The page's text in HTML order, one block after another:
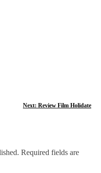
Next: Review Film Holidate
Required fields are